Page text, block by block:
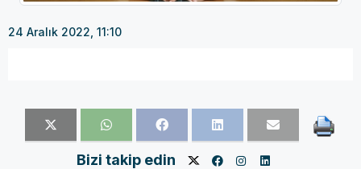
24 Aralık 2022, 11:10
Bizi takip edin